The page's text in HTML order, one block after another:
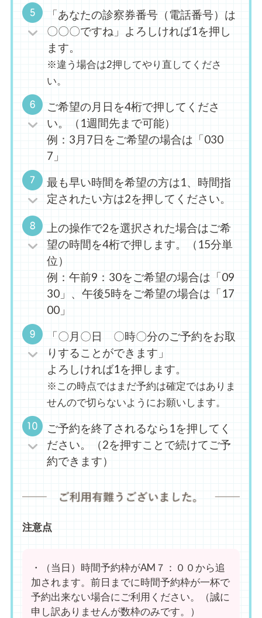
「あなたの診察券番号（電話番号）は
〇〇〇ですね」よろしければ1を押し
ます。
※違う場合は2押してやり直してくださ
い。
ご希望の月日を4桁で押してくださ
い。（1週間先まで可能）
例：3月7日をご希望の場合は「030
7」
最も早い時間を希望の方は1、時間指
定されたい方は2を押してください。
上の操作で2を選択された場合はご希
望の時間を4桁で押します。（15分単
位）
例：午前9：30をご希望の場合は「09
30」、午後5時をご希望の場合は「17
00」
「〇月〇日 〇時〇分のご予約をお取
りすることができます」
よろしければ1を押します。
※この時点ではまだ予約は確定ではありま
せんので切らないようにお願いします。
ご予約を終了されるなら1を押してく
ださい。（2を押すことで続けてご予
約できます）
注意点
・（当日）時間予約枠がAM７：００から追
加されます。前日までに時間予約枠が一杯で
予約出来ない場合にご利用ください。（誠に
申し訳ありませんが数枠のみです。）